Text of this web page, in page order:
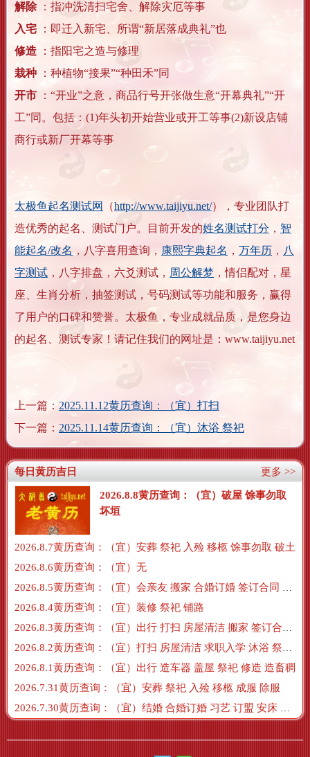
解除 ：指冲洗清扫宅舍、解除灾厄等事
入宅
：即迁入新宅、所谓“新居落成典礼”也
修造
：指阳宅之造与修理
栽种
：种植物“接果”“种田禾”同
开市
：“开业”之意，商品行号开张做生意“开幕典礼”“开
工”同。包括：(1)年头初开始营业或开工等事(2)新设店铺
商行或新厂开幕等事
太极鱼起名测试网 （http://www.taijiyu.net/），专业团队打
造优秀的起名、测试门户。目前开发的姓名测试打分 ， 智
能起名/改名 ，八字喜用查询， 康熙字典起名 ， 万年历 ， 八
字测试 ，八字排盘，六爻测试， 周公解梦 ，情侣配对，星
座、生肖分析，抽签测试，号码测试等功能和服务，赢得
了用户的口碑和赞誉。太极鱼，专业成就品质，是您身边
的起名、测试专家！请记住我们的网址是：www.taijiyu.net
上一篇： 2025.11.12黄历查询：（宜）打扫
下一篇： 2025.11.14黄历查询：（宜）沐浴 祭祀
更多 >>
每日黄历吉日
2026.8.8黄历查询：（宜）破屋 馀事勿取
坏垣
2026.8.7黄历查询：（宜）安葬 祭祀 入殓 移柩 馀事勿取 破土
2026.8.6黄历查询：（宜）无
2026.8.5黄历查询：（宜）会亲友 搬家 合婚订婚 签订合同 搬新房 订盟
2026.8.4黄历查询：（宜）装修 祭祀 铺路
2026.8.3黄历查询：（宜）出行 打扫 房屋清洁 搬家 签订合同 交易
2026.8.2黄历查询：（宜）打扫 房屋清洁 求职入学 沐浴 祭祀 牧养
2026.8.1黄历查询：（宜）出行 造车器 盖屋 祭祀 修造 造畜稠
2026.7.31黄历查询：（宜）安葬 祭祀 入殓 移柩 成服 除服
2026.7.30黄历查询：（宜）结婚 合婚订婚 习艺 订盟 安床 沐浴